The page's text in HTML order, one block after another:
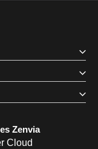
Zenvia
Cloud